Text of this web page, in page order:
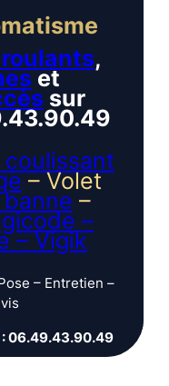
,
et
sur
– Volet
–
–
– Vigik
– Entretien –
: 06.49.43.90.49